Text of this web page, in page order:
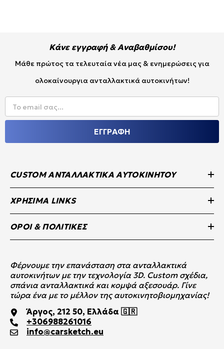
Κάνε εγγραφή & Αναβαθμίσου!
Μάθε πρώτος τα τελευταία νέα μας & ενημερώσεις για
ολοκαίνουργια ανταλλακτικά αυτοκινήτων!
Το email σας...
ΕΓΓΡΑΦΗ
CUSTOM ΑΝΤΑΛΛΑΚΤΙΚΆ ΑΥΤΟΚΙΝΉΤΟΥ
ΧΡΉΣΙΜΑ LINKS
ΌΡΟΙ & ΠΟΛΙΤΙΚΈΣ
Φέρνουμε την επανάσταση στα ανταλλακτικά
αυτοκινήτων με την τεχνολογία 3D. Custom σχέδια,
σπάνια ανταλλακτικά και κομψά αξεσουάρ. Γίνε
τώρα ένα με το μέλλον της αυτοκινητοβιομηχανίας!
Άργος, 212 50, Ελλάδα 🇬🇷
+306988261016
info@carsketch.eu